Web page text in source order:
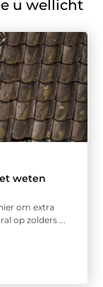
u wellicht
weten
om extra
op zolders ...